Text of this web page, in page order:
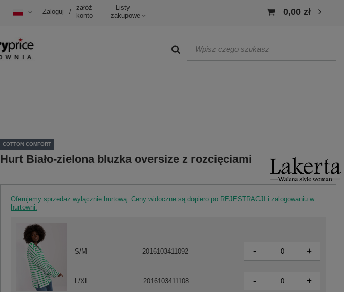
Zaloguj /
załóż
konto
Listy
zakupowe
0,00 zł
COTTON COMFORT
Hurt Biało-zielona bluzka oversize z rozcięciami
Oferujemy sprzedaż wyłącznie hurtową. Ceny widoczne są dopiero po REJESTRACJI i zalogowaniu w
hurtowni.
S/M 2016103411092 - +
L/XL 2016103411108 - +